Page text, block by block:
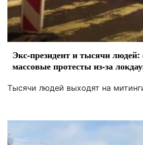
Экс-президент и тысячи людей:
массовые протесты из-за
Тысячи людей выходят на